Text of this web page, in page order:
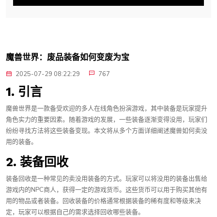
魔兽世界：废品装备如何变废为宝
2025-07-29 08:22:29 767
1. 引言
魔兽世界是一款备受欢迎的多人在线角色扮演游戏，其中装备是玩家提升
角色实力的重要因素。随着游戏的发展，一些装备逐渐变得没用，玩家们
纷纷寻找方法将这些装备变现。本文将从多个方面详细阐述魔兽如何卖没
用的装备。
2. 装备回收
装备回收是一种常见的卖没用装备的方式。玩家可以将没用的装备出售给
游戏内的NPC商人，获得一定的游戏货币。这些货币可以用于购买其他有
用的物品或者装备。回收装备的价格通常根据装备的稀有度和等级来决
定，玩家可以根据自己的需求选择回收哪些装备。